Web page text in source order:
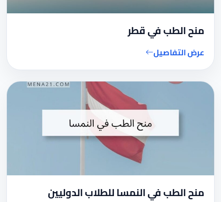
منح الطب في قطر
عرض التفاصيل
منح الطب في النمسا للطلاب الدوليين